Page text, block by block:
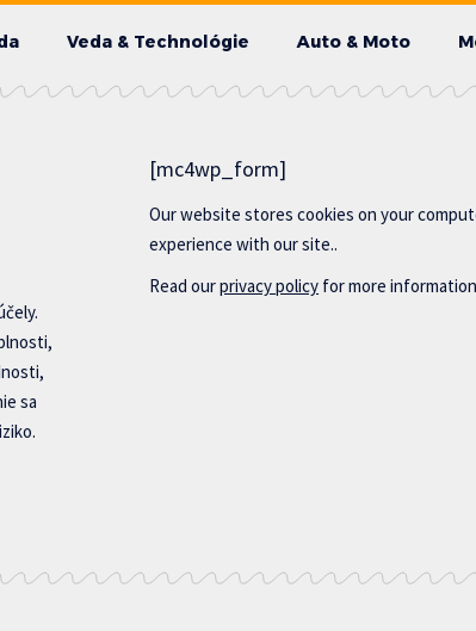
Veda & Technológie Auto & Moto
sa
[mc4wp_form]
Our website stores cookies on your
experience with our site..
Read ourprivacy policy for more